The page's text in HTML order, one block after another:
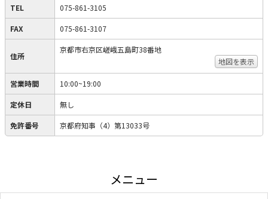
TEL 075-861-3105
FAX 075-861-3107
住所
京都市右京区嵯峨五島町38番地
地図を表示
営業時間 10:00~19:00
定休日 無し
免許番号 京都府知事（4）第13033号
メニュー